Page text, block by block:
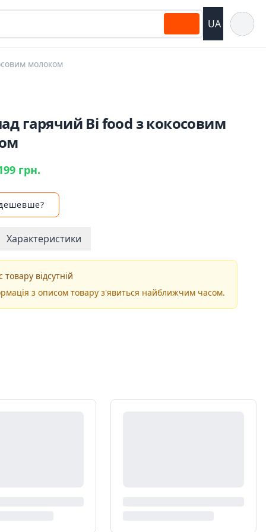
UA
молоком
гарячий Bi food з кокосовим
грн.
Характеристики
товару відсутній
з описом товару з'явиться найближчим часом.